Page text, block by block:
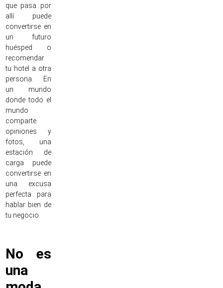
que pasa por
allí puede
convertirse en
un futuro
huésped o
recomendar
tu hotel a otra
persona. En
un mundo
donde todo el
mundo
comparte
opiniones y
fotos, una
estación de
carga puede
convertirse en
una excusa
perfecta para
hablar bien de
tu negocio.
No es
una